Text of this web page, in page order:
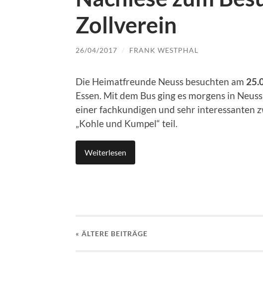
Zollverein
26/04/2017 / FRANK WESTPHAL
Die Heimatfreunde Neuss besuchten am
Essen. Mit dem Bus ging es morgens in
einer fachkundigen und sehr interessanten
„Kohle und Kumpel“ teil.
Weiterlesen
« ÄLTERE BEITRÄGE